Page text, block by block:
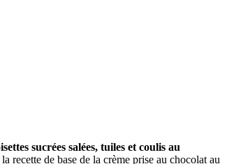
sucrées salées, tuiles et coulis au
recette de base de la crème prise au chocolat au